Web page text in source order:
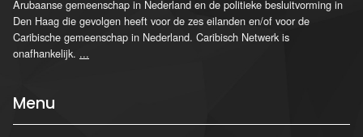
Arubaanse gemeenschap in Nederland en de politieke besluitvorming in
Den Haag die gevolgen heeft voor de zes eilanden en/of voor de
Caribische gemeenschap in Nederland. Caribisch Netwerk is
onafhankelijk. ...
Menu